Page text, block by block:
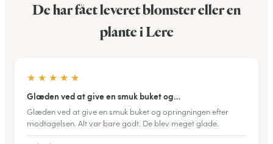
De har fået leveret blomster eller en
plante i Lere
★ ★ ★ ★ ★
Glæden ved at give en smuk buket og…
Glæden ved at give en smuk buket og opringningen efter
modtagelsen. Alt var bare godt. De blev meget glade.